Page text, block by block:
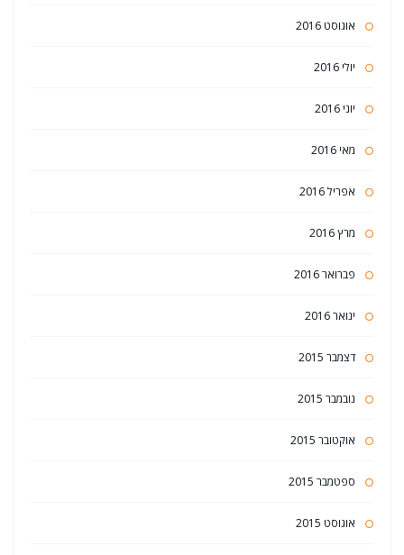
אוגוסט 2016
יולי 2016
יוני 2016
מאי 2016
אפריל 2016
מרץ 2016
פברואר 2016
ינואר 2016
דצמבר 2015
נובמבר 2015
אוקטובר 2015
ספטמבר 2015
אוגוסט 2015